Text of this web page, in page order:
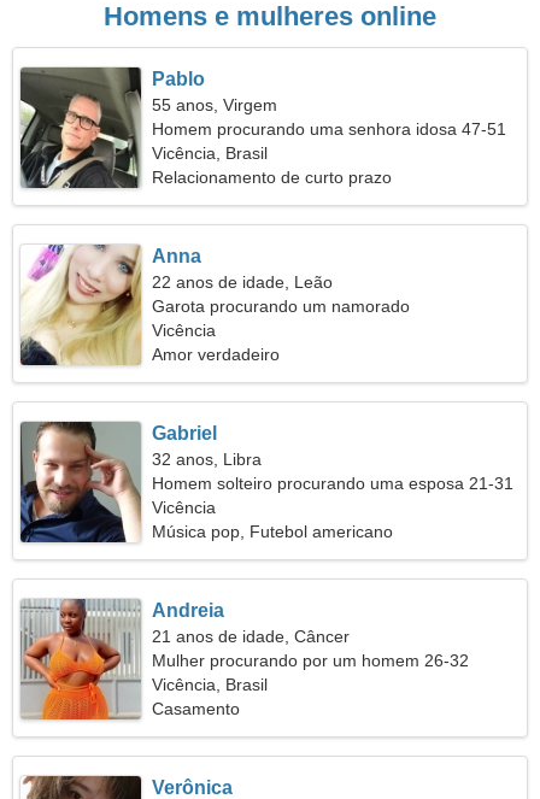
Homens e mulheres online
Pablo
55 anos, Virgem
Homem procurando uma senhora idosa 47-51
Vicência, Brasil
Relacionamento de curto prazo
Anna
22 anos de idade, Leão
Garota procurando um namorado
Vicência
Amor verdadeiro
Gabriel
32 anos, Libra
Homem solteiro procurando uma esposa 21-31
Vicência
Música pop, Futebol americano
Andreia
21 anos de idade, Câncer
Mulher procurando por um homem 26-32
Vicência, Brasil
Casamento
Verônica